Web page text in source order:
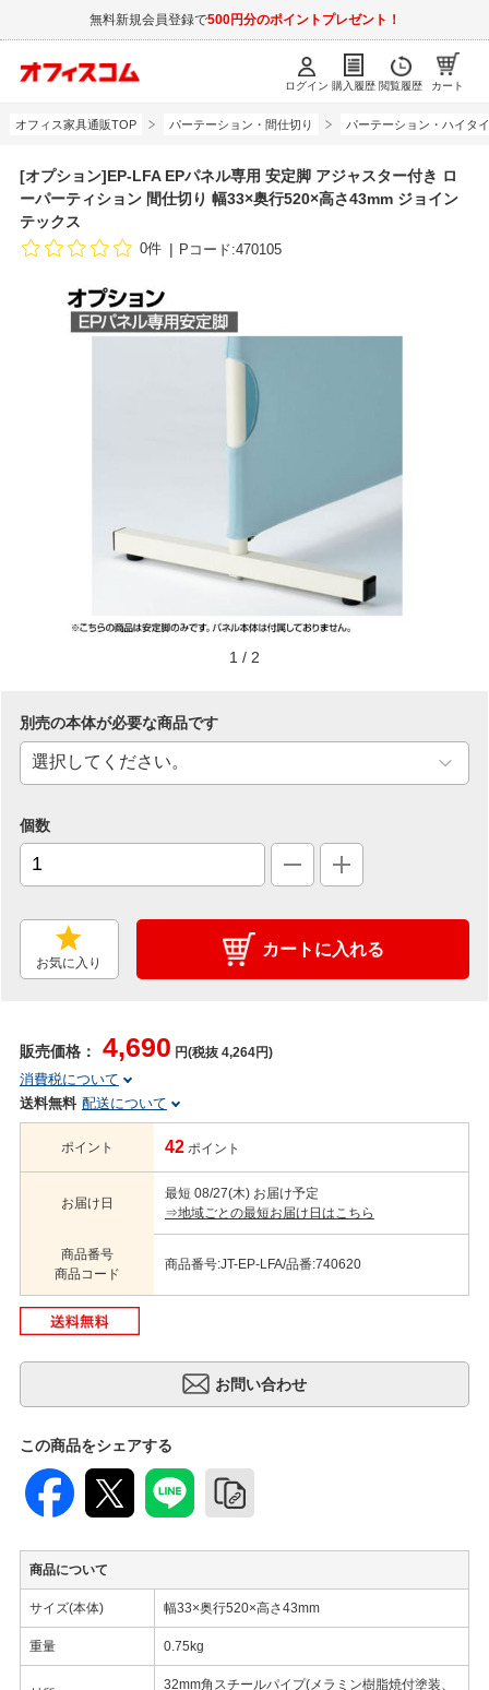
無料新規会員登録で500円分のポイントプレゼント！
ログイン 購入履歴 閲覧履歴 カート
オフィス家具通販TOP パーテーション・間仕切り パーテーション・ハイタ
[オプション]EP-LFA EPパネル専用 安定脚 アジャスター付き ロ
ーパーティション 間仕切り 幅33×奥行520×高さ43mm ジョイン
テックス
0件 Pコード:470105
1 / 2
別売の本体が必要な商品です
個数
お気に入り
カートに入れる
販売価格： 4,690 円(税抜 4,264円)
消費税について
送料無料 配送について
ポイント 42 ポイント
お届け日
最短 08/27(木) お届け予定
⇒地域ごとの最短お届け日はこちら
商品番号
商品コード
商品番号:JT-EP-LFA/品番:740620
この商品をシェアする
商品について
サイズ(本体) 幅33×奥行520×高さ43mm
重量 0.75kg
32mm角スチールパイプ(メラミン樹脂焼付塗装、